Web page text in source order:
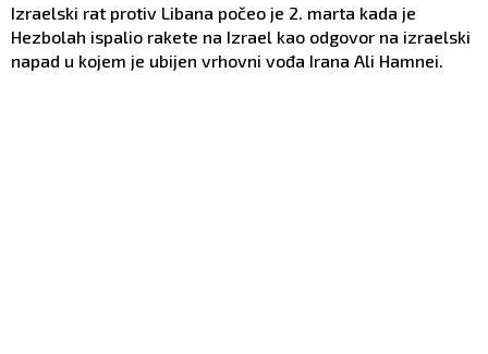
Izraelski rat protiv Libana počeo je 2. marta kada je
Hezbolah ispalio rakete na Izrael kao odgovor na izraelski
napad u kojem je ubijen vrhovni vođa Irana Ali Hamnei.